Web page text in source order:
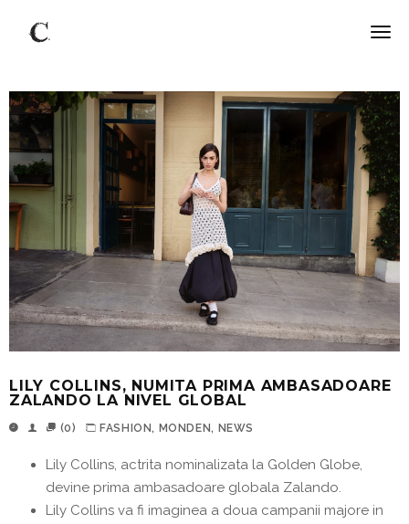
LILY COLLINS, NUMITA PRIMA AMBASADOARE
ZALANDO LA NIVEL GLOBAL
(0) FASHION, MONDEN, NEWS
Lily Collins, actrita nominalizata la Golden Globe,
devine prima ambasadoare globala Zalando.
Lily Collins va fi imaginea a doua campanii majore in